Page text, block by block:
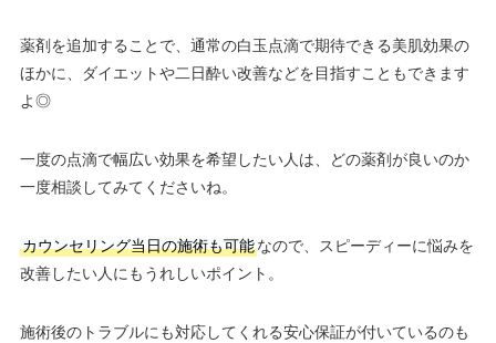
薬剤を追加することで、通常の白玉点滴で期待できる美肌効果の
ほかに、ダイエットや二日酔い改善などを目指すこともできます
よ◎
一度の点滴で幅広い効果を希望したい人は、どの薬剤が良いのか
一度相談してみてくださいね。
カウンセリング当日の施術も可能なので、スピーディーに悩みを
改善したい人にもうれしいポイント。
施術後のトラブルにも対応してくれる安心保証が付いているのも